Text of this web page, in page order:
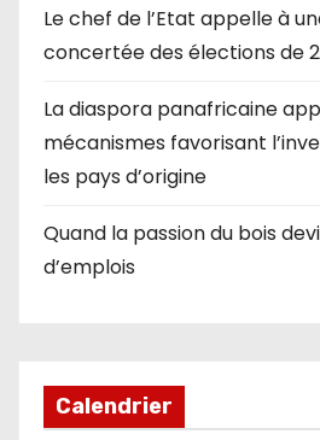
Le chef de l’Etat appelle à
concertée des élections de
La diaspora panafricaine
mécanismes favorisant
les pays d’origine
Quand la passion du bois
d’emplois
Calendrier